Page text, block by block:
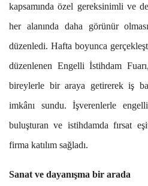
kapsamında özel gereksinimli ve
her alanında daha görünür
düzenledi. Hafta boyunca
düzenlenen Engelli İstihdam
bireylerle bir araya getirerek iş
imkânı sundu. İşverenlerle
buluşturan ve istihdamda fırsat
firma katılım sağladı.
Sanat ve dayanışma bir arada